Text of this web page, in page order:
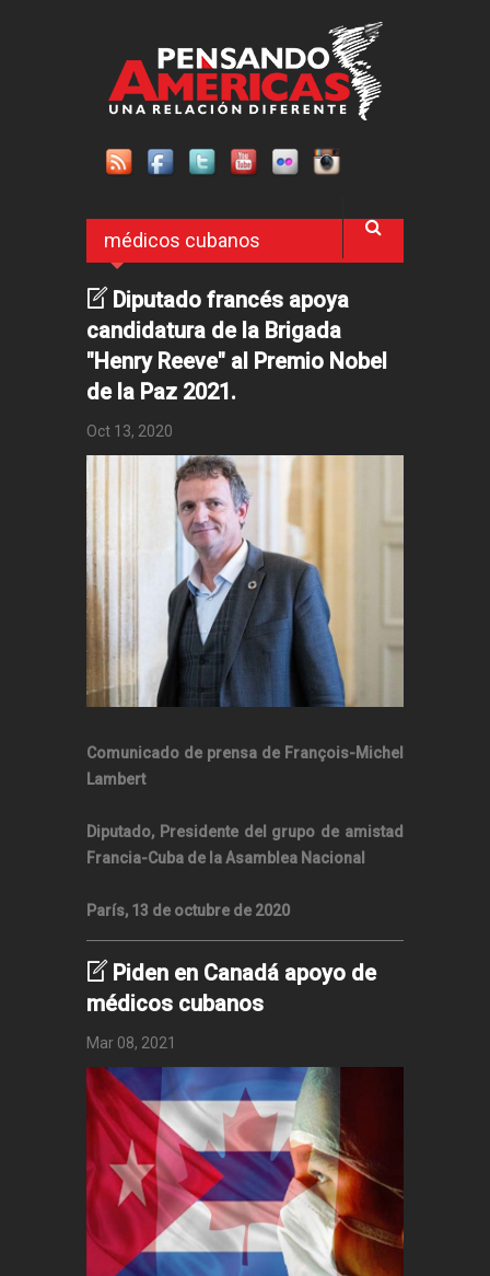
médicos cubanos
Diputado francés apoya
candidatura de la Brigada
"Henry Reeve" al Premio Nobel
de la Paz 2021.
Oct 13, 2020
Comunicado de prensa de François-Michel
Lambert
Diputado, Presidente del grupo de amistad
Francia-Cuba de la Asamblea Nacional
París, 13 de octubre de 2020
Piden en Canadá apoyo de
médicos cubanos
Mar 08, 2021